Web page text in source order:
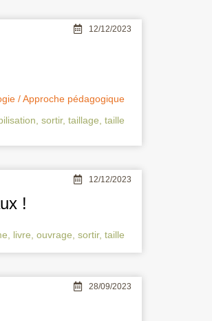
12/12/2023
/ Approche pédagogique
sortir, taillage taille
12/12/2023
!
livre ouvrage sortir, taille
28/09/2023